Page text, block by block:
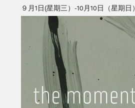
９月1日(星期三）-10月10日（星期日）